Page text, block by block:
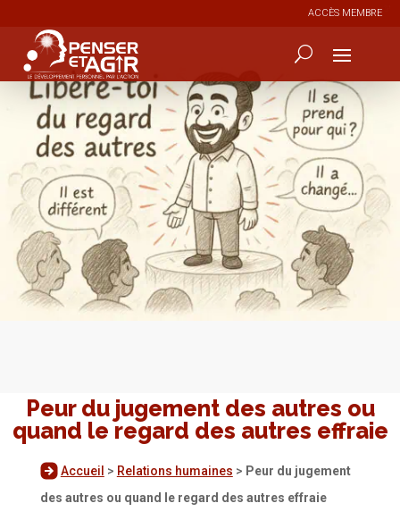
ACCÈS MEMBRE
Peur du jugement des autres ou
quand le regard des autres effraie
Accueil > Relations humaines > Peur du jugement
des autres ou quand le regard des autres effraie